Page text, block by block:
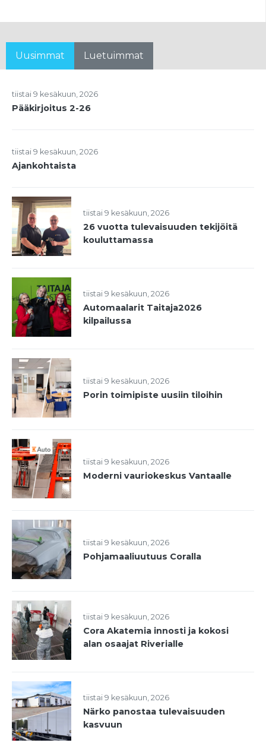
Uusimmat Luetuimmat
tiistai 9 kesäkuun, 2026
Pääkirjoitus 2-26
tiistai 9 kesäkuun, 2026
Ajankohtaista
tiistai 9 kesäkuun, 2026
26 vuotta tulevaisuuden tekijöitä
kouluttamassa
tiistai 9 kesäkuun, 2026
Automaalarit Taitaja2026
kilpailussa
tiistai 9 kesäkuun, 2026
Porin toimipiste uusiin tiloihin
tiistai 9 kesäkuun, 2026
Moderni vauriokeskus Vantaalle
tiistai 9 kesäkuun, 2026
Pohjamaaliuutuus Coralla
tiistai 9 kesäkuun, 2026
Cora Akatemia innosti ja kokosi
alan osaajat Riverialle
tiistai 9 kesäkuun, 2026
Närko panostaa tulevaisuuden
kasvuun